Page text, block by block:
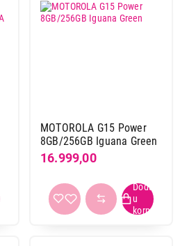
MOTOROLA G15 Power
8GB/256GB Iguana Green
16.999,00